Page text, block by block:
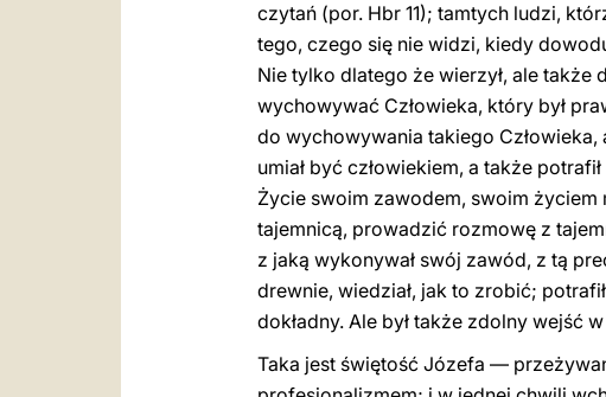
czytań (por. Hbr 11); tamtych ludzi,
tego, czego się nie widzi, kiedy
Nie tylko dlatego że wierzył, ale także
wychowywać Człowieka, który był
do wychowywania takiego Człowieka,
umiał być człowiekiem, a także
Życie swoim zawodem, swoim
tajemnicą, prowadzić rozmowę z
z jaką wykonywał swój zawód, z tą
drewnie, wiedział, jak to zrobić;
dokładny. Ale był także zdolny wejść
Taka jest świętość Józefa —